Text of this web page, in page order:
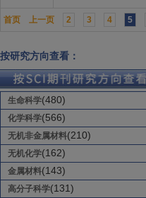
首页 上一页 2 3 4 5
按研究方向查看：
生命科学(480)
化学科学(566)
无机非金属材料(210)
无机化学(162)
金属材料(143)
高分子科学(131)